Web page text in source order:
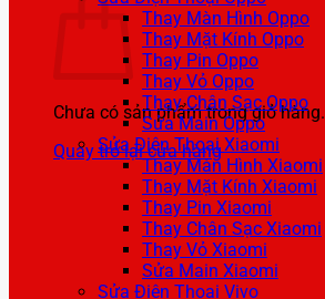
Chưa có sản phẩm trong giỏ hàng.
Quay trở lại cửa hàng
Thay Màn Hình Oppo
Thay Mặt Kính Oppo
Thay Pin Oppo
Thay Vỏ Oppo
Thay Chân Sạc Oppo
Sửa Main Oppo
Sửa Điện Thoại Xiaomi
Thay Màn Hình Xiaomi
Thay Mặt Kính Xiaomi
Thay Pin Xiaomi
Thay Chân Sạc Xiaomi
Thay Vỏ Xiaomi
Sửa Main Xiaomi
Sửa Điện Thoại Vivo